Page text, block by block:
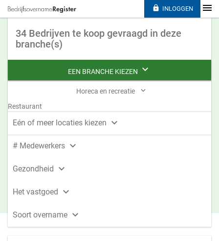
34 Bedrijven te koop gevraagd in deze
branche(s)
EEN BRANCHE KIEZEN 
Horeca en recreatie 
Restaurant
Eén of meer locaties kiezen 
# Medewerkers 
Gezondheid 
Het vastgoed 
Soort overname 
 INLOGGEN